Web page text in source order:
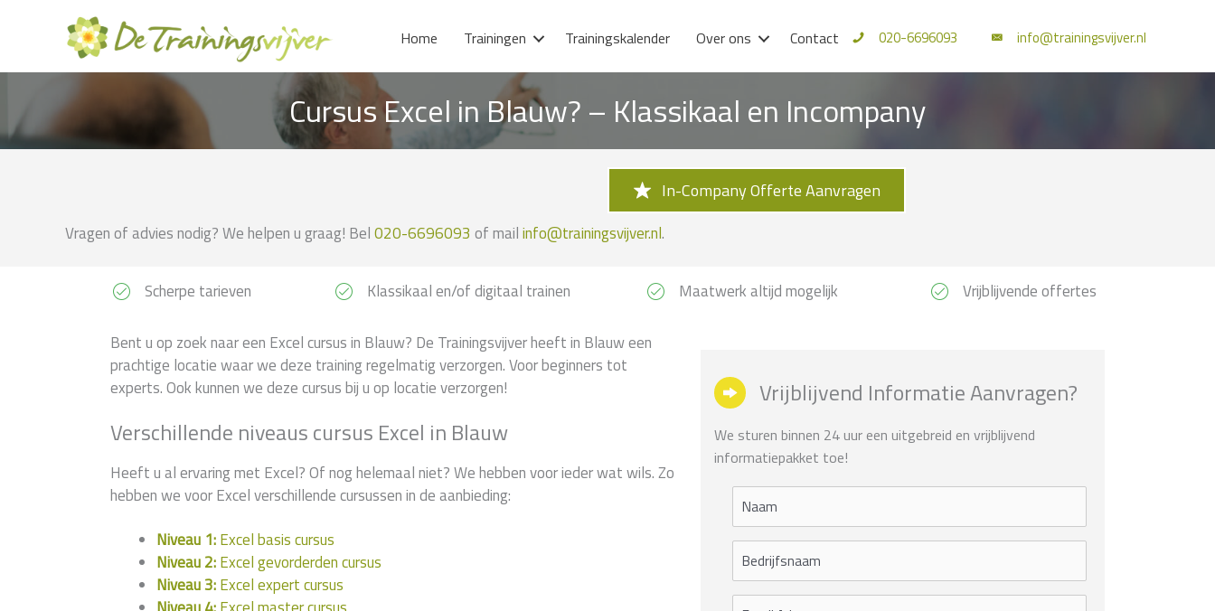
inhoud
Home Trainingen Trainingskalender Over ons Contact 020-6696093 info@trainingsvijver.nl
Cursus Excel in Blauw? – Klassikaal en Incompany
In-Company Offerte Aanvragen
Vragen of advies nodig? We helpen u graag! Bel020-6696093 of mailinfo@trainingsvijver.nl.
Scherpe tarieven Klassikaal en/of digitaal trainen Maatwerk altijd mogelijk Vrijblijvende offertes
Bent u op zoek naar een Excel cursus in Blauw? De Trainingsvijver heeft in Blauw een
prachtige locatie waar we deze training regelmatig verzorgen. Voor beginners tot
experts. Ook kunnen we deze cursus bij u op locatie verzorgen!
Verschillende niveaus cursus Excel in Blauw
Heeft u al ervaring met Excel? Of nog helemaal niet? We hebben voor ieder wat wils. Zo
hebben we voor Excel verschillende cursussen in de aanbieding:
Niveau 1:Excel basis cursus
Niveau 2:Excel gevorderden cursus
Niveau 3:Excel expert cursus
Vrijblijvend Informatie Aanvragen?
We sturen binnen 24 uur een uitgebreid en vrijblijvend
informatiepakket toe!